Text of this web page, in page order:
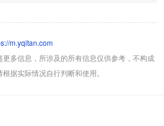
m.yqitan.com
多信息，所涉及的所有信息仅供参考，不构成
据实际情况自行判断和使用。